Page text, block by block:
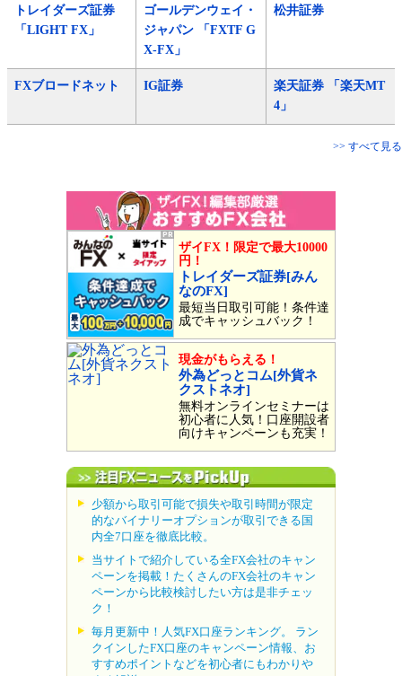
トレイダーズ証券
「LIGHT FX」
ゴールデンウェイ・
ジャパン 「FXTF G
X-FX」
松井証券
FXブロードネット IG証券
楽天証券 「楽天MT
4」
>> すべて見る
ザイFX！限定で最大10000
円！
トレイダーズ証券[みん
なのFX]
最短当日取引可能！条件達
成でキャッシュバック！
現金がもらえる！
外為どっとコム[外貨ネ
クストネオ]
無料オンラインセミナーは
初心者に人気！口座開設者
向けキャンペーンも充実！
少額から取引可能で損失や取引時間が限定
的なバイナリーオプションが取引できる国
内全7口座を徹底比較。
当サイトで紹介している全FX会社のキャン
ペーンを掲載！たくさんのFX会社のキャン
ペーンから比較検討したい方は是非チェッ
ク！
毎月更新中！人気FX口座ランキング。 ラン
クインしたFX口座のキャンペーン情報、お
すすめポイントなどを初心者にもわかりや